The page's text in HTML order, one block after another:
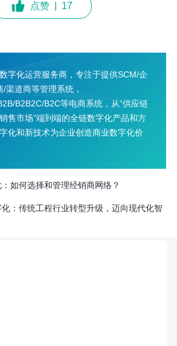
点赞 17
字化运营服务商，专注于提供SCM/企
渠道商等管理系统，
B2B2C/B2C等电商系统，从“供应链
市场”端到端的全链数字化产品和方
化和新技术为企业创造商业数字化价
如何选择和管理经销商网络？
：传统工程行业转型升级，迈向现代化智